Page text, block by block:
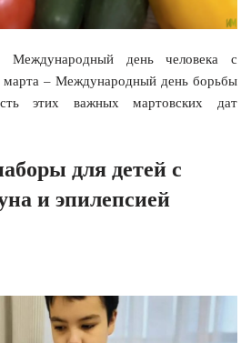
Международный день человека с
– Международный день борьбы
этих важных мартовских дат
для детей с
и эпилепсией